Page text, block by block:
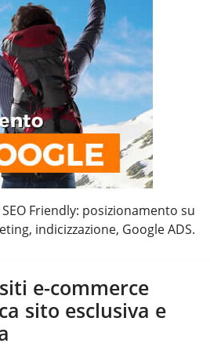
SEO Friendly: posizionamento su
indicizzazione, Google ADS.
e-commerce
sito esclusiva e